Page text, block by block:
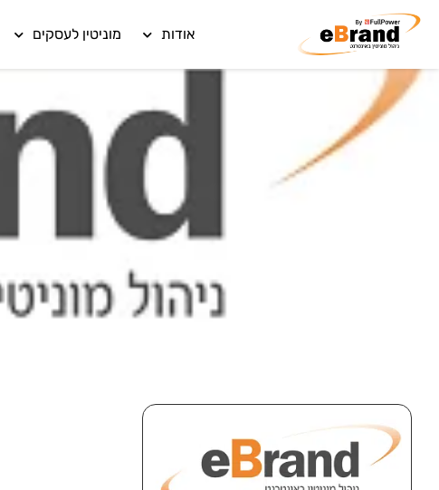
אודות מוניטין לעסקים